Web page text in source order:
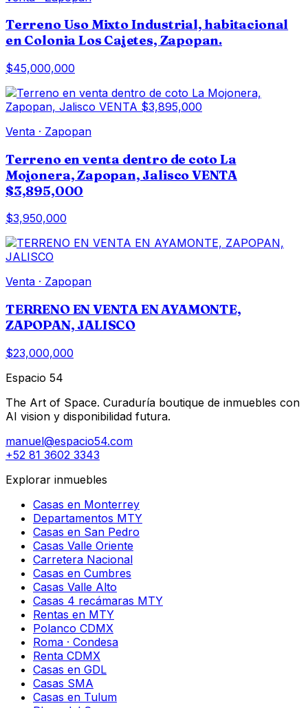
Terreno Uso Mixto Industrial, habitacional
en Colonia Los Cajetes, Zapopan.
$45,000,000
Venta · Zapopan
Terreno en venta dentro de coto La
Mojonera, Zapopan, Jalisco VENTA
$3,895,000
$3,950,000
Venta · Zapopan
TERRENO EN VENTA EN AYAMONTE,
ZAPOPAN, JALISCO
$23,000,000
Espacio 54
The Art of Space. Curaduría boutique de inmuebles con
AI vision y disponibilidad futura.
manuel@espacio54.com
+52 81 3602 3343
Explorar inmuebles
Casas en Monterrey
Departamentos MTY
Casas en San Pedro
Casas Valle Oriente
Carretera Nacional
Casas en Cumbres
Casas Valle Alto
Casas 4 recámaras MTY
Rentas en MTY
Polanco CDMX
Roma · Condesa
Renta CDMX
Casas en GDL
Casas SMA
Casas en Tulum